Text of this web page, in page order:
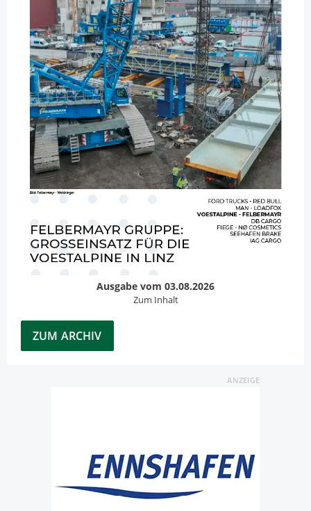
Ausgabe vom 03.08.2026
Zum Inhalt
ZUM ARCHIV
ANZEIGE